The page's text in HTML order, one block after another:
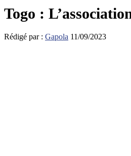
Togo :
Rédigé par : Gapola 11/09/2023